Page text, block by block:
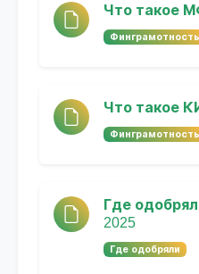
Что такое
Финграмотность
Что такое
Финграмотность
Где
2025
Где одобряли